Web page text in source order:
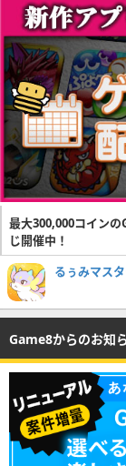
最大300,000コイン
じ開催中！
るぅみマス
Game8からのお知